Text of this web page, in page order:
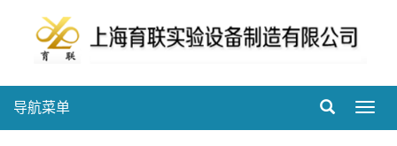
导航菜单